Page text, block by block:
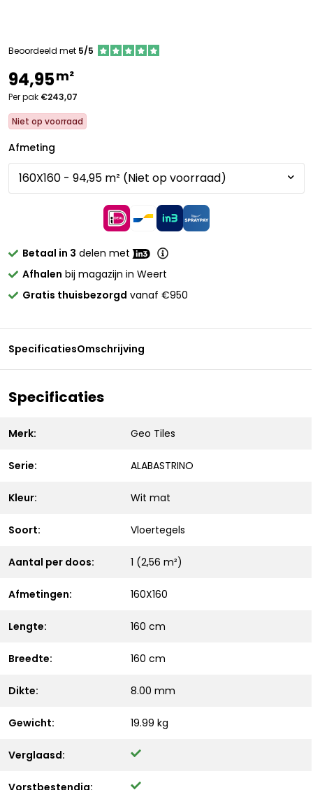
Beoordeeld met 5/5
94,95m²
Per pak €243,07
Niet op voorraad
Afmeting
Betaal in 3 delen met
Afhalen bij magazijn in Weert
Gratis thuisbezorgd vanaf €950
SpecificatiesOmschrijving
Specificaties
Merk: Geo Tiles
Serie: ALABASTRINO
Kleur: Wit mat
Soort: Vloertegels
Aantal per doos: 1 (2,56 m²)
Afmetingen: 160X160
Lengte: 160 cm
Breedte: 160 cm
Dikte: 8.00 mm
Gewicht: 19.99 kg
Verglaasd:
Vorstbestendig: